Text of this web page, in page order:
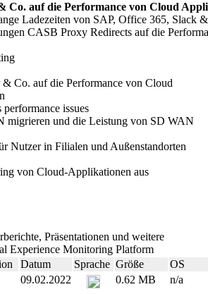
Co. auf die Performance von Cloud
Ladezeiten von SAP, Office 365, Slack
CASB Proxy Redirects auf die
Co. auf die Performance von Cloud
issues
migrieren und die Leistung von SD WAN
Nutzer in Filialen und Außenstandorten
von Cloud-Applikationen aus
Präsentationen und weitere
Experience Monitoring Platform
Datum Sprache Größe
OS
09.02.2022 0.62 MB n/a